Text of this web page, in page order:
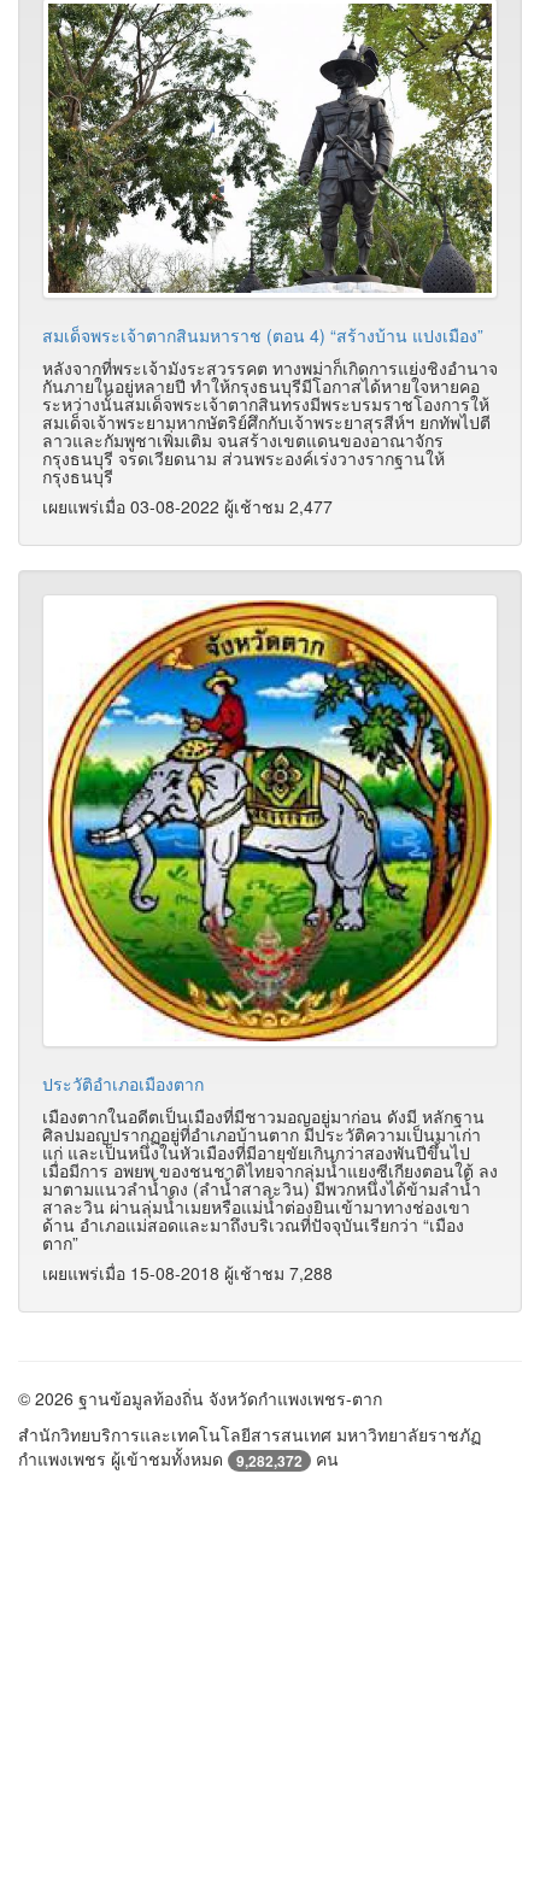
สมเด็จพระเจ้าตากสินมหาราช (ตอน 4) “สร้างบ้าน แปงเมือง”
หลังจากที่พระเจ้ามังระสวรรคต ทางพม่าก็เกิดการแย่งชิงอำนาจ
กันภายในอยู่หลายปี ทำให้กรุงธนบุรีมีโอกาสได้หายใจหายคอ
ระหว่างนั้นสมเด็จพระเจ้าตากสินทรงมีพระบรมราชโองการให้
สมเด็จเจ้าพระยามหากษัตริย์ศึกกับเจ้าพระยาสุรสีห์ฯ ยกทัพไปตี
ลาวและกัมพูชาเพิ่มเติม จนสร้างเขตแดนของอาณาจักร
กรุงธนบุรี จรดเวียดนาม ส่วนพระองค์เร่งวางรากฐานให้
กรุงธนบุรี
เผยแพร่เมื่อ 03-08-2022 ผู้เช้าชม 2,477
ประวัติอำเภอเมืองตาก
เมืองตากในอดีตเป็นเมืองที่มีชาวมอญอยู่มาก่อน ดังมี หลักฐาน
ศิลปมอญปรากฏอยู่ที่อำเภอบ้านตาก มีประวัติความเป็นมาเก่า
แก่ และเป็นหนึ่งในหัวเมืองที่มีอายุขัยเกินกว่าสองพันปีขึ้นไป
เมื่อมีการ อพยพ ของชนชาติไทยจากลุ่มน้ำแยงซีเกียงตอนใต้ ลง
มาตามแนวลำน้ำดง (ลำน้ำสาละวิน) มีพวกหนึ่งได้ข้ามลำน้ำ
สาละวิน ผ่านลุ่มน้ำเมยหรือแม่น้ำต่องยินเข้ามาทางช่องเขา
ด้าน อำเภอแม่สอดและมาถึงบริเวณที่ปัจจุบันเรียกว่า “เมือง
ตาก”
เผยแพร่เมื่อ 15-08-2018 ผู้เช้าชม 7,288
© 2026 ฐานข้อมูลท้องถิ่น จังหวัดกำแพงเพชร-ตาก
สำนักวิทยบริการและเทคโนโลยีสารสนเทศ มหาวิทยาลัยราชภัฏ
กำแพงเพชร ผู้เข้าชมทั้งหมด
9,282,372 คน